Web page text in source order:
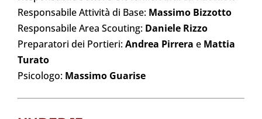
Responsabile Attività di Base: Massimo Bizzotto
Responsabile Area Scouting: Daniele Rizzo
Preparatori dei Portieri:Andrea Pirrera e Mattia
Turato
Psicologo: Massimo Guarise